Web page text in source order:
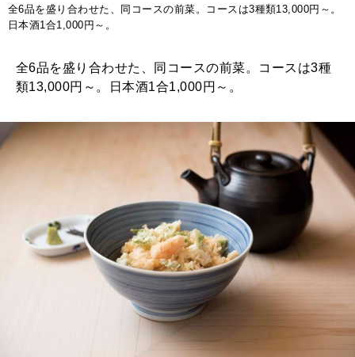
全6品を盛り合わせた、同コースの前菜。コースは3種類13,000円～。
日本酒1合1,000円～。
全6品を盛り合わせた、同コースの前菜。コースは3種
類13,000円～。日本酒1合1,000円～。